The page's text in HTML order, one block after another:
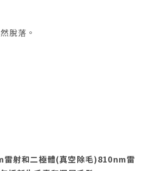
脫落。
雷射和二極體(真空除毛)810nm雷